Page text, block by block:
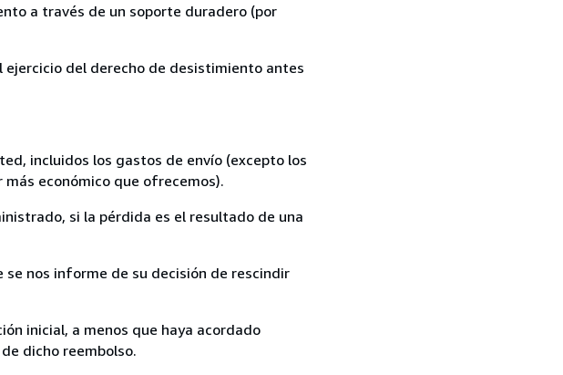
a través de un soporte duradero (por
ejercicio del derecho de desistimiento antes
incluidos los gastos de envío (excepto los
económico que ofrecemos).
si la pérdida es el resultado de una
nos informe de su decisión de rescindir
inicial, a menos que haya acordado
dicho reembolso.